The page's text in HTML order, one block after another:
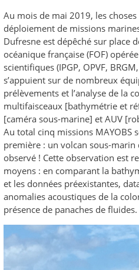
Au mois de mai 2019, les choses
déploiement de missions
Dufresne est dépêché sur place
océanique française (FOF)
scientifiques (IPGP, OPVF,
s’appuient sur de nombreux
prélèvements et l’analyse de la
multifaisceaux [bathymétrie et
[caméra sous-marine] et AUV
Au total cinq missions MAYOBS
première : un volcan sous-marin
observé ! Cette observation est
moyens : en comparant la
et les données préexistantes,
anomalies acoustiques de la
présence de panaches de fluides.